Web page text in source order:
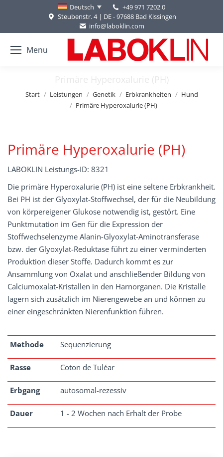
Deutsch
+49 971 7202 0
Steubenstr. 4 | DE - 97688 Bad Kissingen
info@laboklin.com
Menu
Primäre Hyperoxalurie (PH)
Sie befinden sich hier:
Start Leistungen Genetik Erbkrankheiten
Hund
Primäre Hyperoxalurie (PH)
Primäre Hyperoxalurie (PH)
LABOKLIN Leistungs-ID: 8321
Die primäre Hyperoxalurie (PH) ist eine seltene Erbkrankheit.
Bei PH ist der Glyoxylat-Stoffwechsel, der für die Neubildung
von körpereigener Glukose notwendig ist, gestört. Eine
Punktmutation im Gen für die Expression der
Stoffwechselenzyme Alanin-Glyoxylat-Aminotransferase
bzw. der Glyoxylat-Reduktase führt zu einer verminderten
Produktion dieser Stoffe. Dadurch kommt es zur
Ansammlung von Oxalat und anschließender Bildung von
Calciumoxalat-Kristallen in den Harnorganen. Die Kristalle
lagern sich zusätzlich im Nierengewebe an und können zu
einer eingeschränkten Nierenfunktion führen.
Methode Sequenzierung
Rasse Coton de Tuléar
Erbgang autosomal-rezessiv
Dauer 1 - 2 Wochen nach Erhalt der Probe